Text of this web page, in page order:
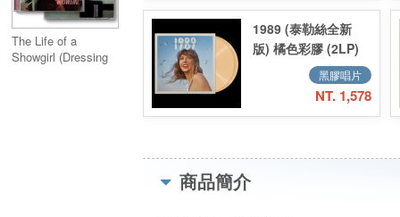
The Life of a
Showgirl (Dressing
Deluxe Poster
Edition
1989 (泰勒絲全新
版) 橘色彩膠 (2LP)
／1989 (Taylor's
Tangerine (2LP)
黑膠唱片
NT. 1,578
商品簡介